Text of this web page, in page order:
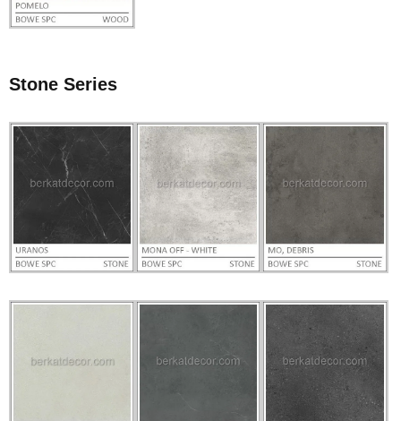
Stone Series